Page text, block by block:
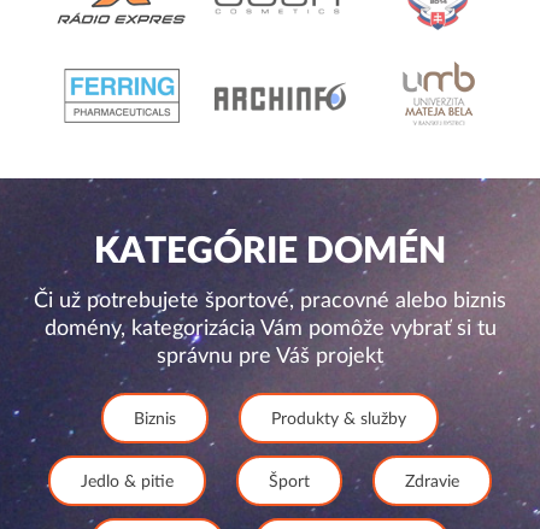
KATEGÓRIE DOMÉN
Či už potrebujete športové, pracovné alebo biznis
domény, kategorizácia Vám pomôže vybrať si tu
správnu pre Váš projekt
Biznis Produkty & služby
Jedlo & pitie Šport Zdravie